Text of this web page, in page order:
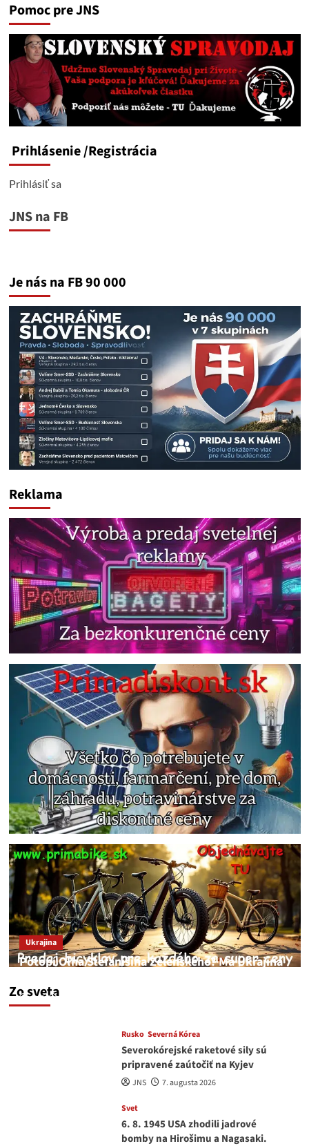
Pomoc pre JNS
Prihlásenie/Registrácia
Prihlásiť sa
JNS na FB
Je nás na FB 90 000
Reklama
Zo sveta
Ukrajina
Potopí Oľha Stefanišina Zelenského? Má Ukrajina
JNS
Rusko Severná Kórea
Severokórejské raketové sily sú
pripravené zaútočiť na Kyjev
JNS 7. augusta 2026
Svet
6. 8. 1945 USA zhodili jadrové
bomby na Hirošimu a Nagasaki.